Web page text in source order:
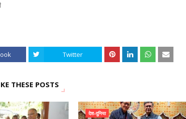
Twitter
THESE POSTS
देश-दुनिया